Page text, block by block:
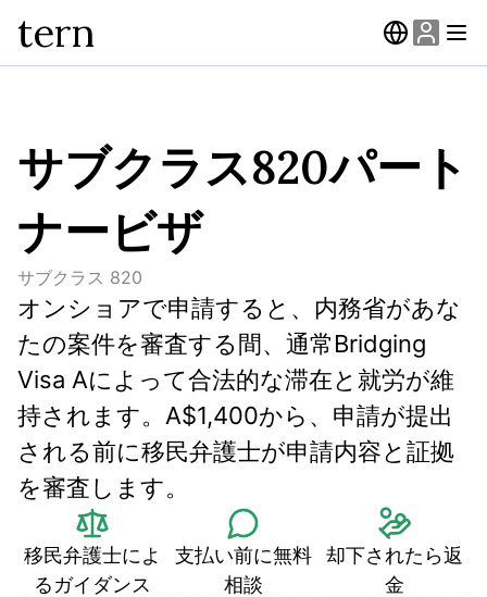
tern
サブクラス820パート
ナービザ
サブクラス 820
オンショアで申請すると、内務省があな
たの案件を審査する間、通常Bridging
Visa Aによって合法的な滞在と就労が維
持されます。A$1,400から、申請が提出
される前に移民弁護士が申請内容と証拠
を審査します。
移民弁護士によ
るガイダンス
支払い前に無料
相談
却下されたら返
金